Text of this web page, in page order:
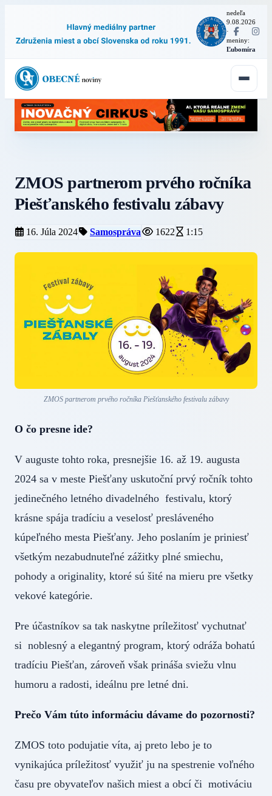
nedeľa
9.08.2026
·
meniny:
Ľubomíra
ZMOS partnerom prvého ročníka
Piešťanského festivalu zábavy
16. Júla 2024 Samospráva 1622 1:15
ZMOS partnerom prvého ročníka Piešťanského festivalu zábavy
O čo presne ide?
V auguste tohto roka, presnejšie 16. až 19. augusta
2024 sa v meste Piešťany uskutoční prvý ročník tohto
jedinečného letného divadelného festivalu, ktorý
krásne spája tradíciu a veselosť presláveného
kúpeľného mesta Piešťany. Jeho poslaním je priniesť
všetkým nezabudnuteľné zážitky plné smiechu,
pohody a originality, ktoré sú šité na mieru pre všetky
vekové kategórie.
Pre účastníkov sa tak naskytne príležitosť vychutnať
si noblesný a elegantný program, ktorý odráža bohatú
tradíciu Piešťan, zároveň však prináša sviežu vlnu
humoru a radosti, ideálnu pre letné dni.
Prečo Vám túto informáciu dávame do pozornosti?
ZMOS toto podujatie víta, aj preto lebo je to
vynikajúca príležitosť využiť ju na spestrenie voľného
času pre obyvateľov našich miest a obcí či motiváciu